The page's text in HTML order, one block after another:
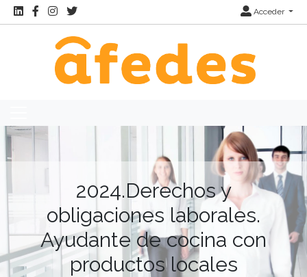
Acceder
2024.Derechos y
obligaciones laborales.
Ayudante de cocina con
productos locales